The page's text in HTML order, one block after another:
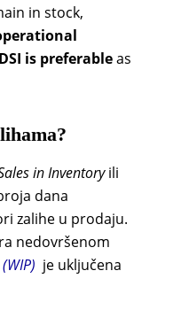
in stock,
is preferableas
in Inventoryili
dana
zalihe u prodaju.
nedovršenom
(WIP) je uključena